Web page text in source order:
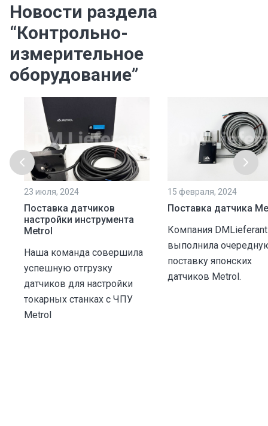
Новости раздела
“Контрольно-
измерительное
оборудование”
23 июля, 2024
Поставка датчиков
настройки инструмента
Metrol
Наша команда совершила
успешную отгрузку
датчиков для настройки
токарных станках с ЧПУ
Metrol
15 февраля, 2024
Поставка датчика
Компания DMLieferant
выполнила
поставку японских
датчиков Metrol.